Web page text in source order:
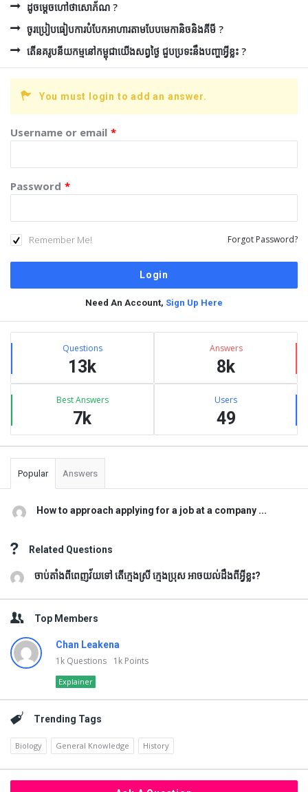
ដូចម្ដេចហៅថាសោភ័ណ ?
ចូរប្រៀបធៀបការបំបែកអាហារតាមបែបមេកានិចនិងគីមី ?
តើនគរូបនីយកម្មនៅកម្ពុជាយើងសព្វថ្ងៃ ជួបប្រទះនឹងបញ្ហាអ្វីខ្លះ ?
You must login to add an answer.
Username or email *
Password *
Remember Me! Forgot Password?
Need An Account, Sign Up Here
Sidebar
Stats Questions
13k
Answers
8k
Best Answers
7k
Users
49
Popular Answers
How to approach applying for a job at a company ...
Related Questions
ចាប់តាំងពីពេញវ័យទៅ តើក្មេងស្រី ក្មេងប្រុស អាចយល់ដឹងពីអ្វីខ្លះ?
Top Members
Chan Leakena
1k Questions 1k Points
Explainer
Trending Tags
Biology General Knowledge History